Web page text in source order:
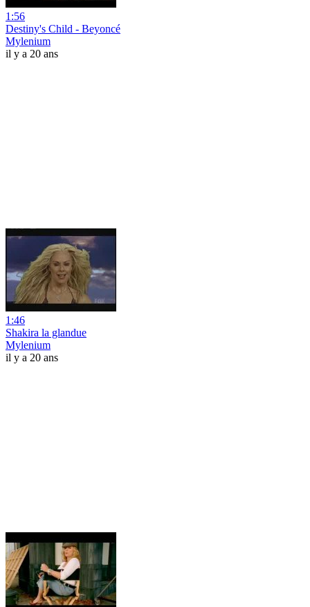
1:56
Destiny's Child - Beyoncé
Mylenium
il y a 20 ans
1:46
Shakira la glandue
Mylenium
il y a 20 ans